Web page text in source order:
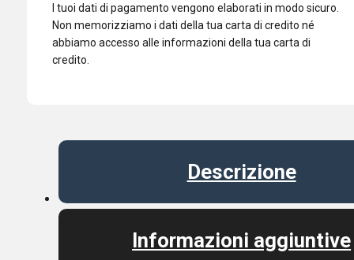
I tuoi dati di pagamento vengono elaborati in modo sicuro.
Non memorizziamo i dati della tua carta di credito né
abbiamo accesso alle informazioni della tua carta di
credito.
Descrizione
Informazioni aggiuntive